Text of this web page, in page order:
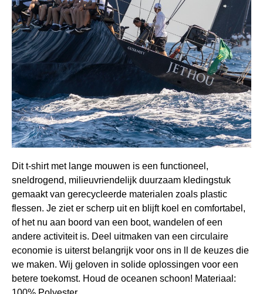
Dit t-shirt met lange mouwen is een functioneel,
sneldrogend, milieuvriendelijk duurzaam kledingstuk
gemaakt van gerecycleerde materialen zoals plastic
flessen. Je ziet er scherp uit en blijft koel en comfortabel,
of het nu aan boord van een boot, wandelen of een
andere activiteit is. Deel uitmaken van een circulaire
economie is uiterst belangrijk voor ons in ll de keuzes die
we maken. Wij geloven in solide oplossingen voor een
betere toekomst. Houd de oceanen schoon! Materiaal: